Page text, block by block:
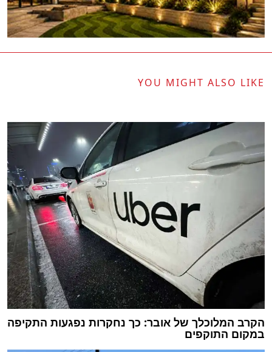
YOU MIGHT ALSO LIKE
הקרב המלוכלך של אובר: כך נחקרות נפגעות התקיפה
במקום התוקפים